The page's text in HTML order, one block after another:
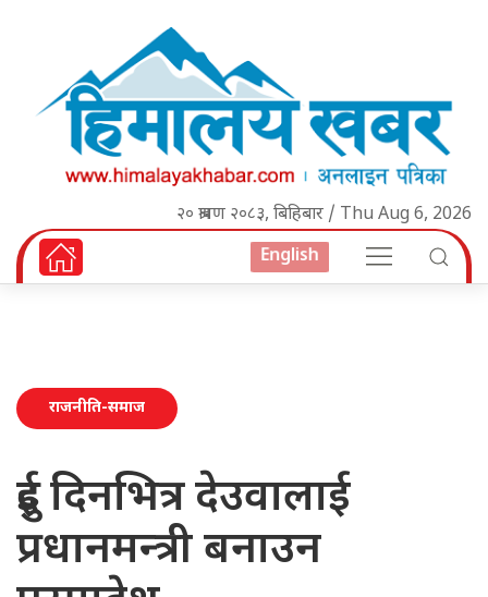
२० श्रावण २०८३, बिहिबार / Thu Aug 6, 2026
English
राजनीति-समाज
दुई दिनभित्र देउवालाई
प्रधानमन्त्री बनाउन